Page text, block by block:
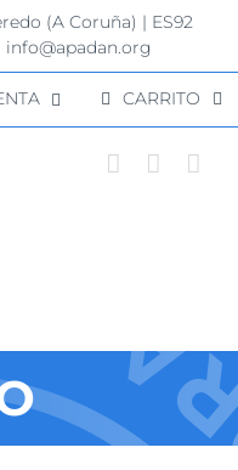
(A Coruña) | ES92
info@apadan.org
CARRITO